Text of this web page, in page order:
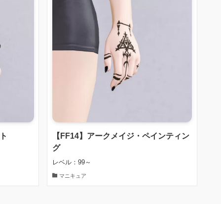
【FF14】アークメイジ・ペインティン
グ
レベル：99～
マニキュア